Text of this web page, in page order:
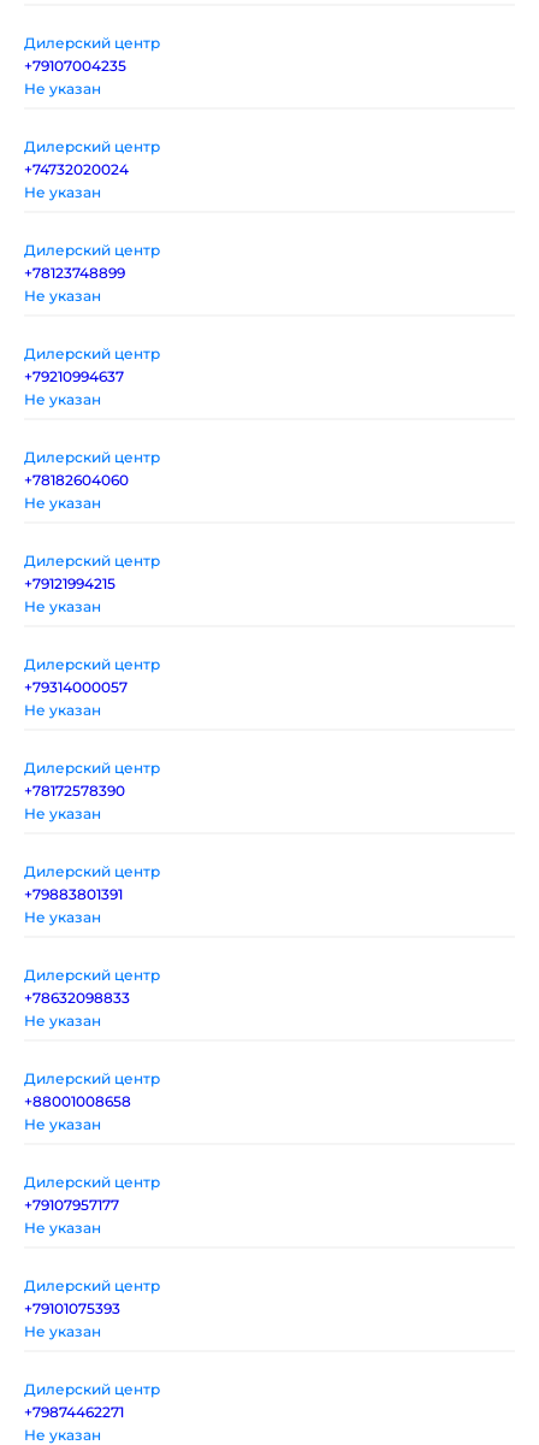
Дилерский центр
+79107004235
Не указан
Дилерский центр
+74732020024
Не указан
Дилерский центр
+78123748899
Не указан
Дилерский центр
+79210994637
Не указан
Дилерский центр
+78182604060
Не указан
Дилерский центр
+79121994215
Не указан
Дилерский центр
+79314000057
Не указан
Дилерский центр
+78172578390
Не указан
Дилерский центр
+79883801391
Не указан
Дилерский центр
+78632098833
Не указан
Дилерский центр
+88001008658
Не указан
Дилерский центр
+79107957177
Не указан
Дилерский центр
+79101075393
Не указан
Дилерский центр
+79874462271
Не указан